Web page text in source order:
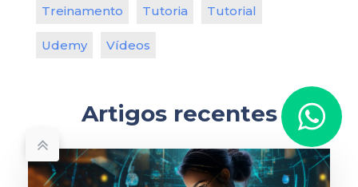
Treinamento Tutoria Tutorial
Udemy Vídeos
Artigos recentes